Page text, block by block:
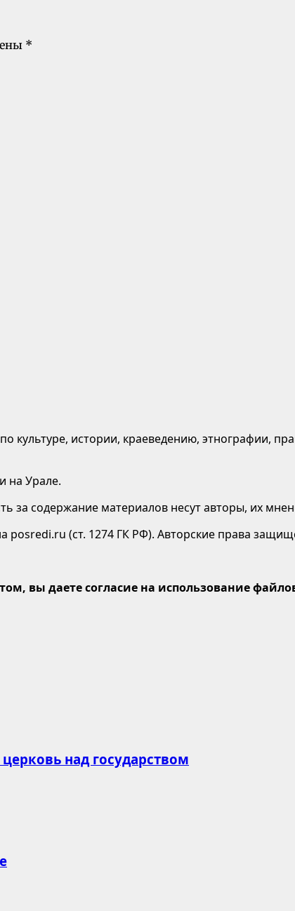
*
культуре, истории, краеведению, этнографии,
на Урале.
за содержание материалов несут авторы, их
posredi.ru (ст. 1274 ГК РФ). Авторские права
вы даете согласие на использование
над государством